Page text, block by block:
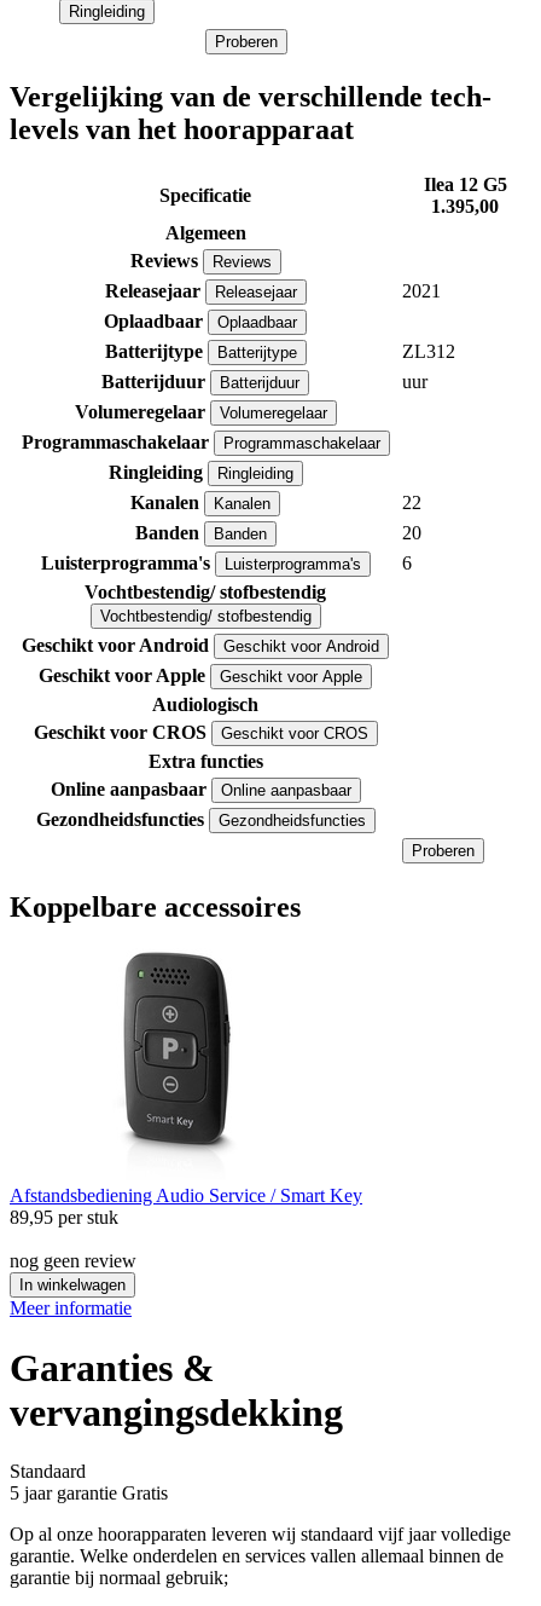
Ringleiding
Proberen
Vergelijking van de verschillende tech-
levels van het hoorapparaat
Specificatie
Ilea 12 G5
1.395,00
Algemeen
Reviews
Reviews
Releasejaar Releasejaar
2021
Oplaadbaar
Oplaadbaar
Batterijtype Batterijtype
ZL312
Batterijduur
Batterijduur
uur
Volumeregelaar
Volumeregelaar
Programmaschakelaar Programmaschakelaar
Ringleiding Ringleiding
Kanalen Kanalen
22
Banden
Banden
20
Luisterprogramma's
Luisterprogramma's
6
Vochtbestendig/ stofbestendig
Vochtbestendig/ stofbestendig
Geschikt voor Android Geschikt voor Android
Geschikt voor Apple Geschikt voor Apple
Audiologisch
Geschikt voor CROS
Geschikt voor CROS
Extra functies
Online aanpasbaar
Online aanpasbaar
Gezondheidsfuncties
Gezondheidsfuncties
Proberen
Koppelbare accessoires
Afstandsbediening Audio Service / Smart Key
89,95 per stuk
nog geen review
In winkelwagen
Meer informatie
Garanties &
vervangingsdekking
Standaard
5 jaar garantie Gratis
Op al onze hoorapparaten leveren wij standaard vijf jaar volledige
garantie. Welke onderdelen en services vallen allemaal binnen de
garantie bij normaal gebruik;